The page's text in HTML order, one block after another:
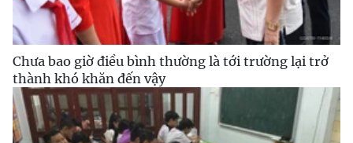
Chưa bao giờ điều bình thường là tới trường lại trở
thành khó khăn đến vậy